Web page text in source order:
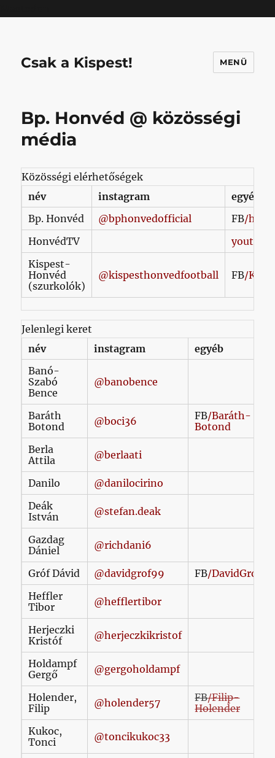
Csak a Kispest! MENÜ
Bp. Honvéd @ közösségi
média
Közösségi elérhetőségek
név
instagram
egyéb
Bp. Honvéd
@bphonvedofficial FB/
HonvédTV
youtube
Kispest-
Honvéd
(szurkolók)
@kispesthonvedfootball FB/
Jelenlegi keret
név
instagram
egyéb
Banó-
Szabó
Bence
@banobence
Baráth
Botond
@boci36 FB/Baráth-
Botond
Berla
Attila
@berlaati
Danilo
@danilocirino
Deák
István
@stefan.deak
Gazdag
Dániel
@richdani6
Gróf Dávid @davidgrof99 FB/DavidGrof99
Heffler
Tibor
@hefflertibor
Herjeczki
Kristóf
@herjeczkikristof
Holdampf
Gergő
@gergoholdampf
Holender,
Filip
@holender57 FB/Filip-
Holender
Kukoc,
Tonci
@toncikukoc33